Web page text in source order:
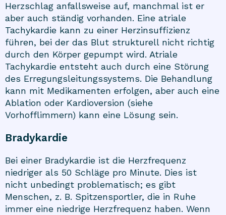
Herzschlag anfallsweise auf, manchmal ist er
aber auch ständig vorhanden. Eine atriale
Tachykardie kann zu einer Herzinsuffizienz
führen, bei der das Blut strukturell nicht richtig
durch den Körper gepumpt wird. Atriale
Tachykardie entsteht auch durch eine Störung
des Erregungsleitungssystems. Die Behandlung
kann mit Medikamenten erfolgen, aber auch eine
Ablation oder Kardioversion (siehe
Vorhofflimmern) kann eine Lösung sein.
Bradykardie
Bei einer Bradykardie ist die Herzfrequenz
niedriger als 50 Schläge pro Minute. Dies ist
nicht unbedingt problematisch; es gibt
Menschen, z. B. Spitzensportler, die in Ruhe
immer eine niedrige Herzfrequenz haben. Wenn